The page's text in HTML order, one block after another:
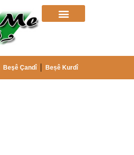
Beşê Çandî Beșê Kurdî